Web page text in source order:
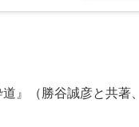
道』（勝谷誠彦と共著